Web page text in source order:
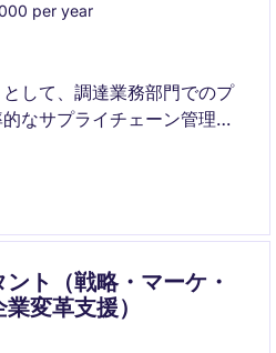
per year
して、調達業務部門でのプ
なサプライチェーン管理を
知識を活かし、組織の目標
です。
ト（戦略・マーケ・
変革支援）